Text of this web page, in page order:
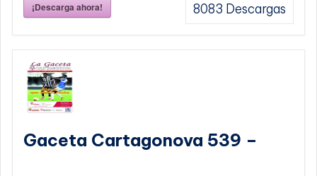
¡Descarga ahora! 8083 Descargas
Gaceta Cartagonova 539 –